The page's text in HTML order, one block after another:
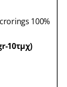
100%
10τμχ)